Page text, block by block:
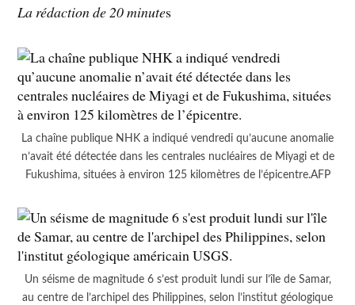
La rédaction de 20 minutes
La chaîne publique NHK a indiqué vendredi qu’aucune anomalie
n’avait été détectée dans les centrales nucléaires de Miyagi et de
Fukushima, situées à environ 125 kilomètres de l’épicentre.AFP
Un séisme de magnitude 6 s’est produit lundi sur l’île de Samar,
au centre de l’archipel des Philippines, selon l’institut géologique